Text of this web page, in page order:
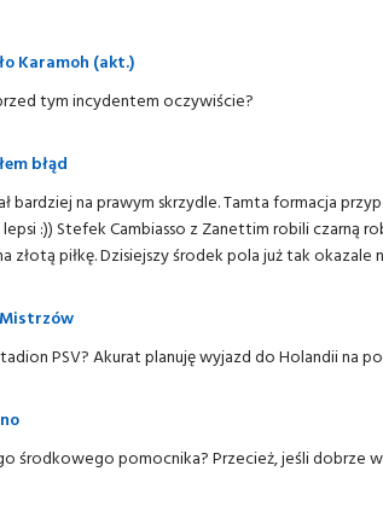
Karamoh (akt.)
tym incydentem oczywiście?
błąd
bardziej na prawym skrzydle. Tamta formacja
:)) Stefek Cambiasso z Zanettim robili czarną
złotą piłkę. Dzisiejszy środek pola już tak okazale
PSV? Akurat planuję wyjazd do Holandii na
środkowego pomocnika? Przecież, jeśli dobrze